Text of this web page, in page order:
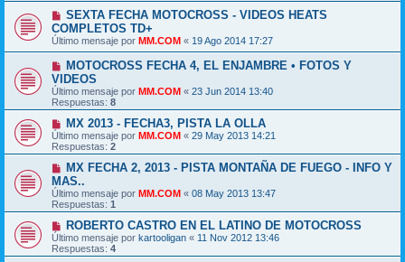
SEXTA FECHA MOTOCROSS - VIDEOS HEATS
COMPLETOS TD+
Último mensaje por MM.COM « 19 Ago 2014 17:27
MOTOCROSS FECHA 4, EL ENJAMBRE • FOTOS Y
VIDEOS
Último mensaje por MM.COM « 23 Jun 2014 13:40
Respuestas: 8
MX 2013 - FECHA3, PISTA LA OLLA
Último mensaje por MM.COM « 29 May 2013 14:21
Respuestas: 2
MX FECHA 2, 2013 - PISTA MONTAÑA DE FUEGO - INFO Y
MAS..
Último mensaje por MM.COM « 08 May 2013 13:47
Respuestas: 1
ROBERTO CASTRO EN EL LATINO DE MOTOCROSS
Último mensaje por kartooligan « 11 Nov 2012 13:46
Respuestas: 4